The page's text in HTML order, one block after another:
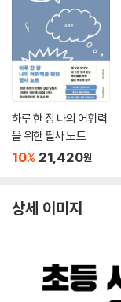
하루 한 장 나의 어휘력
을 위한 필사 노트
10% 21,420원
상세 이미지